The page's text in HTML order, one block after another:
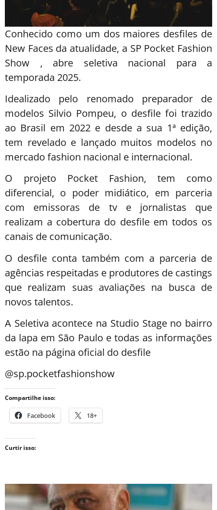
Conhecido como um dos maiores desfiles de
New Faces da atualidade, a SP Pocket Fashion
Show , abre seletiva nacional para a
temporada 2025.
Idealizado pelo renomado preparador de
modelos Silvio Pompeu, o desfile foi trazido
ao Brasil em 2022 e desde a sua 1ª edição,
tem revelado e lançado muitos modelos no
mercado fashion nacional e internacional.
O projeto Pocket Fashion, tem como
diferencial, o poder midiático, em parceria
com emissoras de tv e jornalistas que
realizam a cobertura do desfile em todos os
canais de comunicação.
O desfile conta também com a parceria de
agências respeitadas e produtores de castings
que realizam suas avaliações na busca de
novos talentos.
A Seletiva acontece na Studio Stage no bairro
da lapa em São Paulo e todas as informações
estão na página oficial do desfile
@sp.pocketfashionshow
Compartilhe isso:
Facebook 18+
Curtir isso: